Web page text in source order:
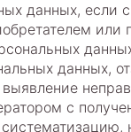
данных,
данных,
с